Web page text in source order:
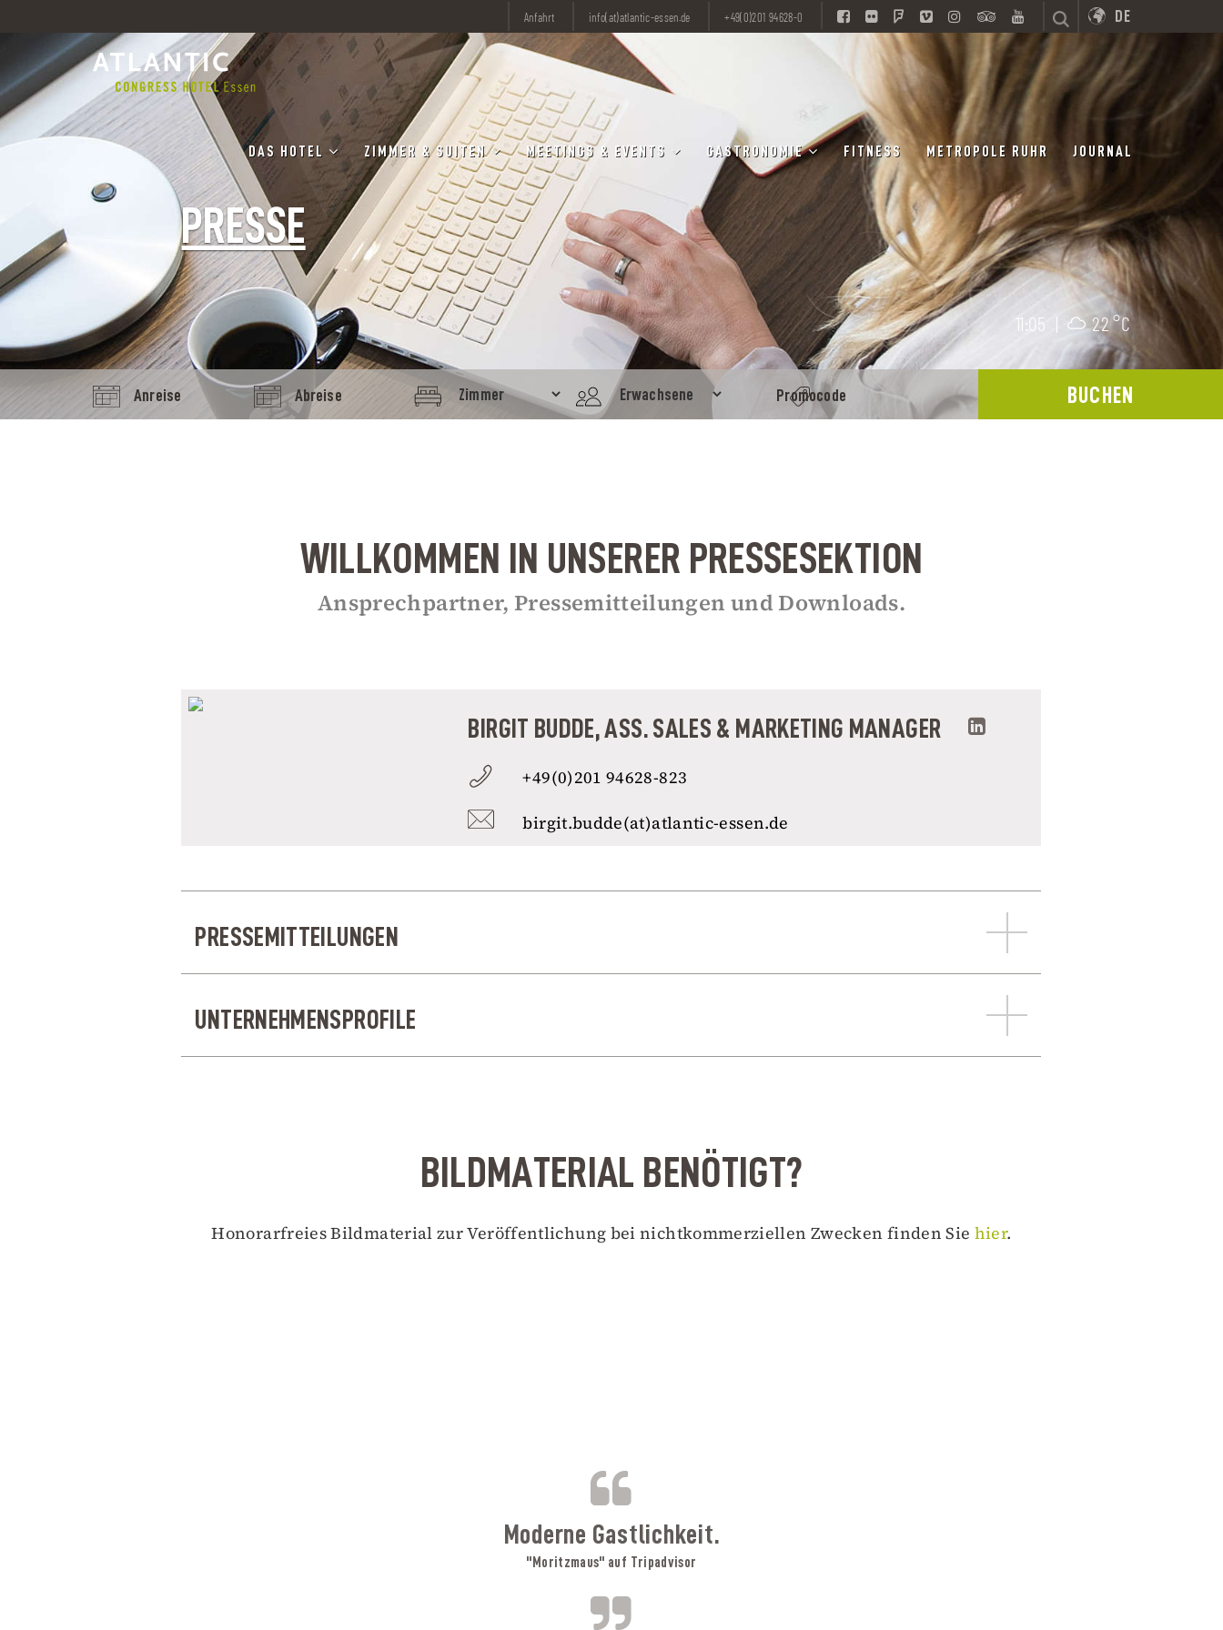
Anfahrt info(at)atlantic-essen.de +49(0)201 94628-0 DE
DAS HOTEL ZIMMER & SUITEN MEETINGS & EVENTS GASTRONOMIE FITNESS METROPOLE RUHR JOURNAL
PRESSE
11:05 | 22 °C
BUCHEN
WILLKOMMEN IN UNSERER PRESSESEKTION
Ansprechpartner, Pressemitteilungen und Downloads.
BIRGIT BUDDE, ASS. SALES & MARKETING MANAGER
+49(0)201 94628-823
birgit.budde(at)atlantic-essen.de
PRESSEMITTEILUNGEN
UNTERNEHMENSPROFILE
BILDMATERIAL BENÖTIGT?
Honorarfreies Bildmaterial zur Veröffentlichung bei nichtkommerziellen Zwecken finden Sie hier.
B
Moderne Gastlichkeit.
"Moritzmaus" auf Tripadvisor
A